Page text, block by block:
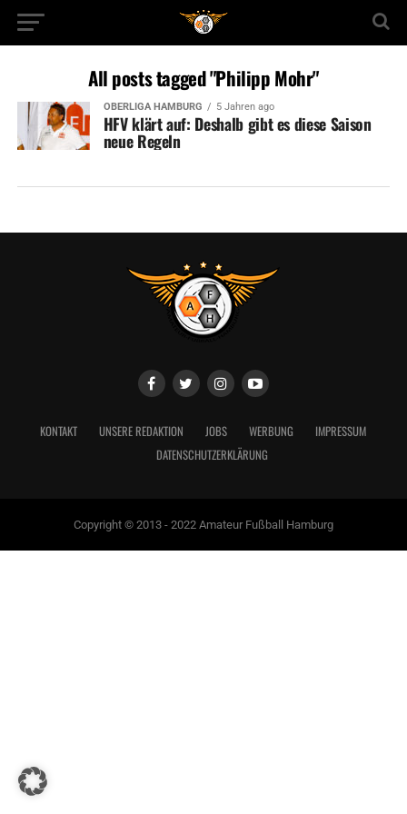
All posts tagged "Philipp Mohr"
OBERLIGA HAMBURG 5 Jahren ago
HFV klärt auf: Deshalb gibt es diese Saison
neue Regeln
KONTAKT UNSERE REDAKTION JOBS WERBUNG
IMPRESSUM
DATENSCHUTZERKLÄRUNG
Copyright © 2013 - 2022 Amateur Fußball Hamburg